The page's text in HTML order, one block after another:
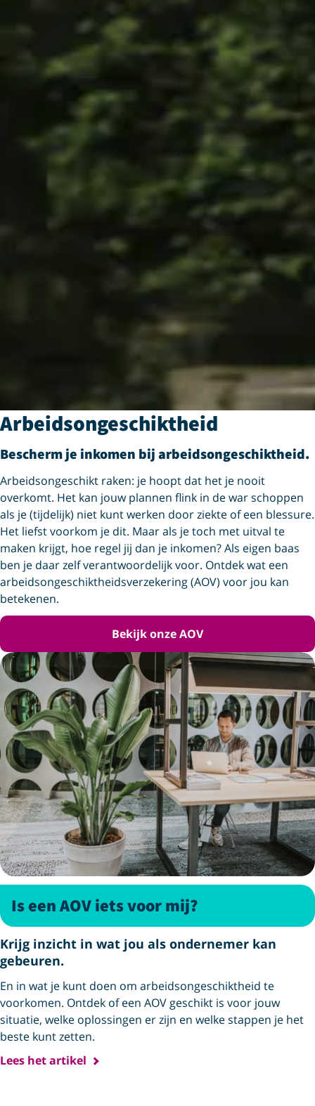
Arbeidsongeschiktheid
Bescherm je inkomen bij arbeids­ongeschiktheid.
Arbeidsongeschikt raken: je hoopt dat het je nooit
overkomt. Het kan jouw plannen flink in de war schoppen
als je (tijdelijk) niet kunt werken door ziekte of een blessure.
Het liefst voorkom je dit. Maar als je toch met uitval te
maken krijgt, hoe regel jij dan je inkomen? Als eigen baas
ben je daar zelf verantwoordelijk voor. Ontdek wat een
arbeids­ongeschiktheids­verzekering (AOV) voor jou kan
betekenen.
Bekijk onze AOV
Is een AOV iets voor mij?
Krijg inzicht in wat jou als ondernemer kan
gebeuren.
En in wat je kunt doen om arbeids­ongeschiktheid te
voorkomen. Ontdek of een AOV geschikt is voor jouw
situatie, welke oplossingen er zijn en welke stappen je het
beste kunt zetten.
Lees het artikel